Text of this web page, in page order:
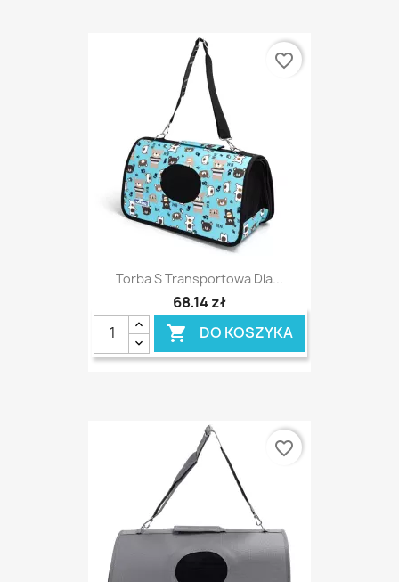
Torba S Transportowa Dla...
68,14 zł
 DO KOSZYKA
favorite_border
favorite_border